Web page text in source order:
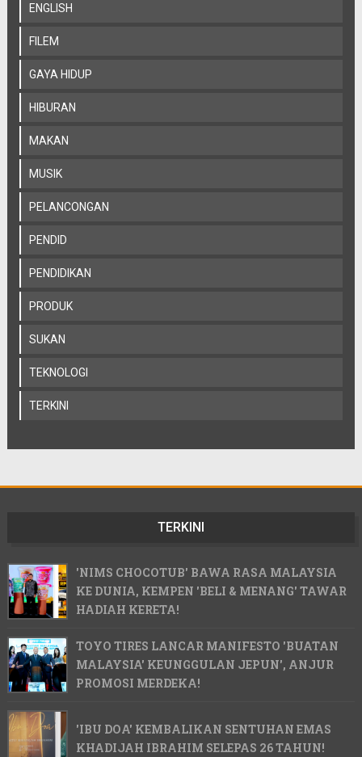
ENGLISH
FILEM
GAYA HIDUP
HIBURAN
MAKAN
MUSIK
PELANCONGAN
PENDID
PENDIDIKAN
PRODUK
SUKAN
TEKNOLOGI
TERKINI
TERKINI
'NIMS CHOCOTUB' BAWA RASA MALAYSIA
KE DUNIA, KEMPEN 'BELI & MENANG' TAWAR
HADIAH KERETA!
TOYO TIRES LANCAR MANIFESTO 'BUATAN
MALAYSIA' KEUNGGULAN JEPUN', ANJUR
PROMOSI MERDEKA!
'IBU DOA' KEMBALIKAN SENTUHAN EMAS
KHADIJAH IBRAHIM SELEPAS 26 TAHUN!